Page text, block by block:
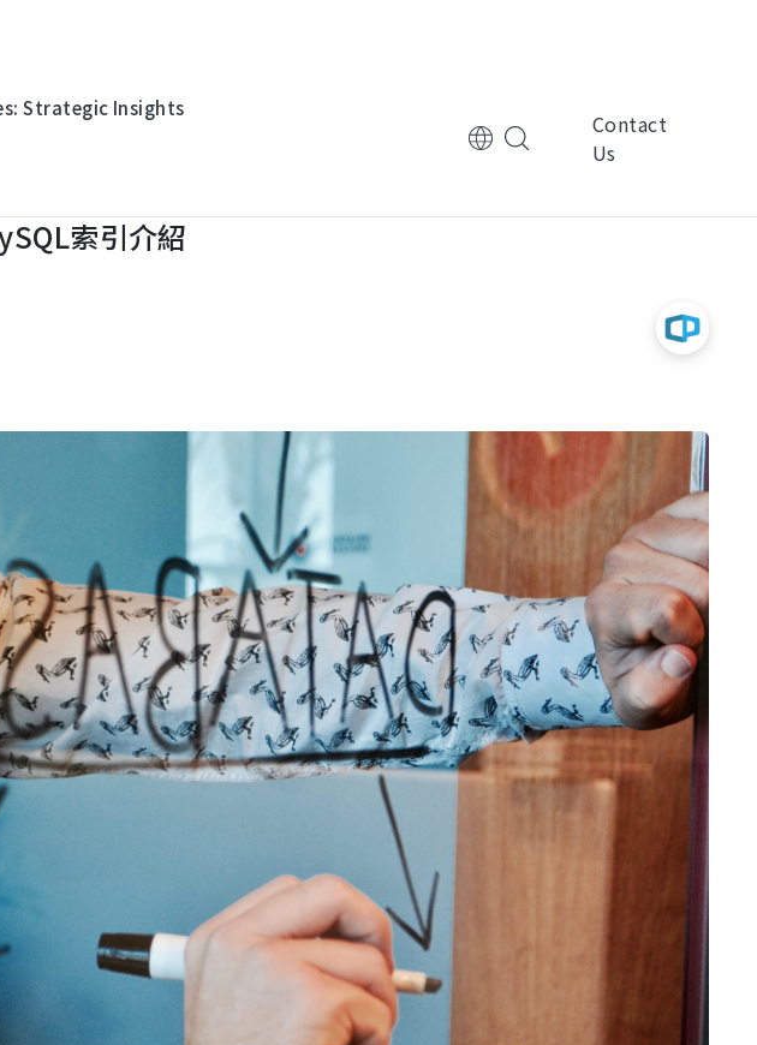
Strategic Insights
Contact
Us
Multinational Corporation
永豐金控
Electronic Technology
台灣波律
Electronic Technology
基嘉科技
索引介紹